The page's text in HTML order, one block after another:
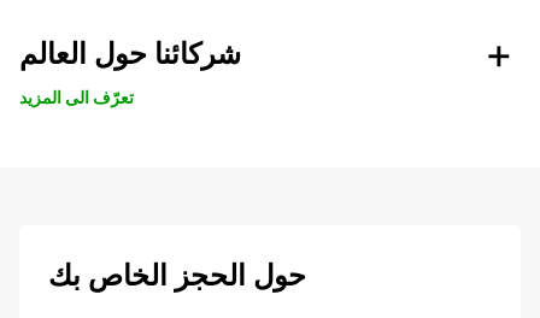
شركائنا حول العالم
تعرّف الى المزيد
حول الحجز الخاص بك